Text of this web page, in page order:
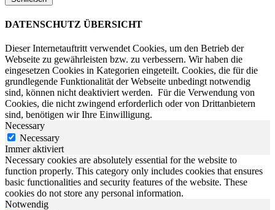
DATENSCHUTZ ÜBERSICHT
Dieser Internetauftritt verwendet Cookies, um den Betrieb der
Webseite zu gewährleisten bzw. zu verbessern. Wir haben die
eingesetzen Cookies in Kategorien eingeteilt. Cookies, die für die
grundlegende Funktionalität der Webseite unbedingt notwendig
sind, können nicht deaktiviert werden. Für die Verwendung von
Cookies, die nicht zwingend erforderlich oder von Drittanbietern
sind, benötigen wir Ihre Einwilligung.
Necessary
Necessary
Immer aktiviert
Necessary cookies are absolutely essential for the website to
function properly. This category only includes cookies that ensures
basic functionalities and security features of the website. These
cookies do not store any personal information.
Notwendig